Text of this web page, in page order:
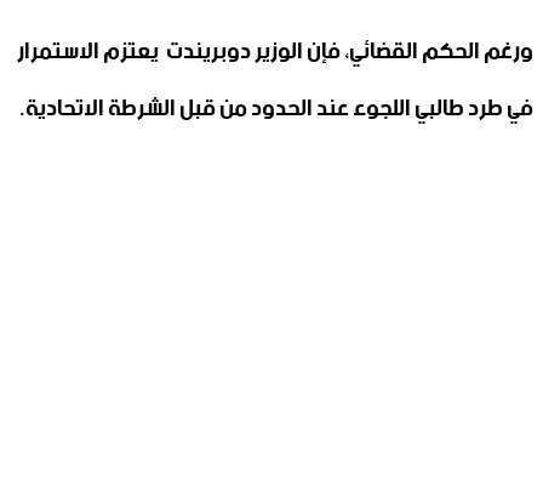
ورغم الحكم القضائي، فإن الوزير دوبريندت يعتزم الاستمرار
في طرد طالبي اللجوء عند الحدود من قبل الشرطة الاتحادية.